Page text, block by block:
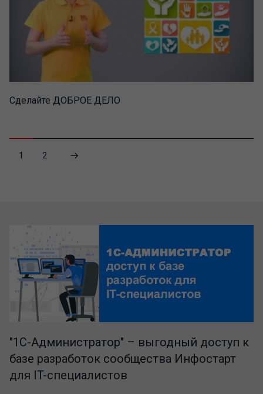
Сделайте ДОБРОЕ ДЕЛО
1 2
"1C-Администратор" – выгодный доступ к
базе разработок сообщества Инфостарт
для IT-специалистов